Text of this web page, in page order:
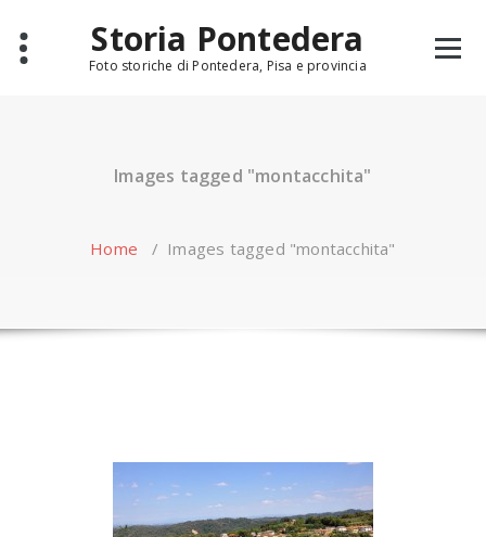
content
Storia Pontedera
Foto storiche di Pontedera, Pisa e provincia
Images tagged "montacchita"
Home / Images tagged "montacchita"